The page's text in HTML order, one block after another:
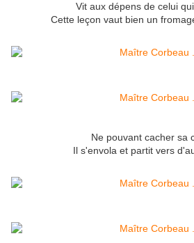
Vit aux dépens de celui
Cette leçon vaut bien un
Ne pouvant cacher sa
Il s'envola et partit vers